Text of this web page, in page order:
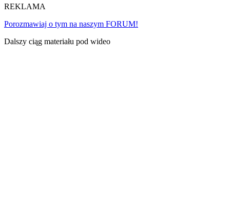
REKLAMA
Porozmawiaj o tym na naszym FORUM!
Dalszy ciąg materiału pod wideo